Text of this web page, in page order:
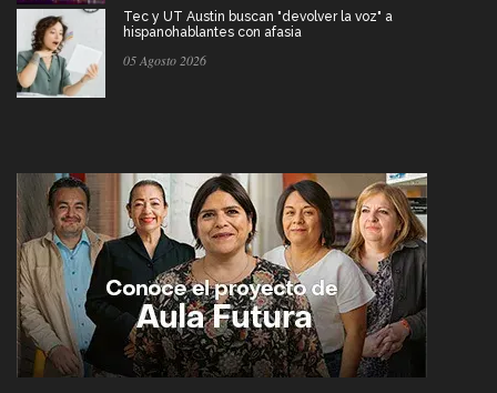
Tec y UT Austin buscan "devolver la voz" a
hispanohablantes con afasia
05 Agosto 2026